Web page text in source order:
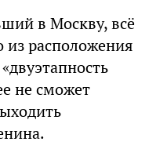
в Москву, всё
из расположения
не сможет